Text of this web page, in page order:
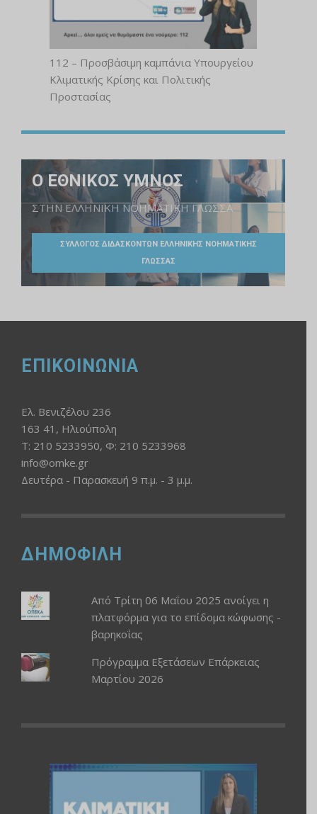
112 – Προσβάσιμη καμπάνια Υπουργείου
Κλιματικής Κρίσης και Πολιτικής
Προστασίας
Ο ΕΘΝΙΚΟΣ ΥΜΝΟΣ
ΣΤΗΝ ΕΛΛΗΝΙΚΗ ΝΟΗΜΑΤΙΚΗ ΓΛΩΣΣΑ
ΣΥΛΛΟΓΟΣ ΔΙΔΑΣΚΟΝΤΩΝ ΕΛΛΗΝΙΚΗΣ ΝΟΗΜΑΤΙΚΗΣ
ΓΛΩΣΣΑΣ
ΕΠΙΚΟΙΝΩΝΙΑ
Ελ. Βενιζέλου 236
163 41, Ηλιούπολη
Τ: 210 5233950, Φ: 210 5233968
info@omke.gr
Δευτέρα - Παρασκευή 9 π.μ. - 3 μ.μ.
ΔΗΜΟΦΙΛΗ
Από Τρίτη 06 Μαΐου 2025 ανοίγει η
πλατφόρμα για το επίδομα κώφωσης -
βαρηκοΐας
Πρόγραμμα Εξετάσεων Επάρκειας
Μαρτίου 2026